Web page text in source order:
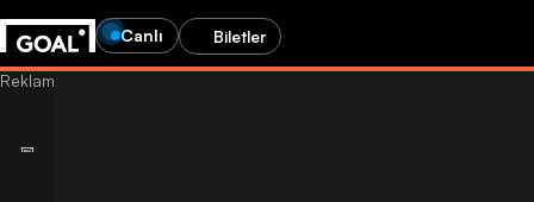
Canlı Biletler